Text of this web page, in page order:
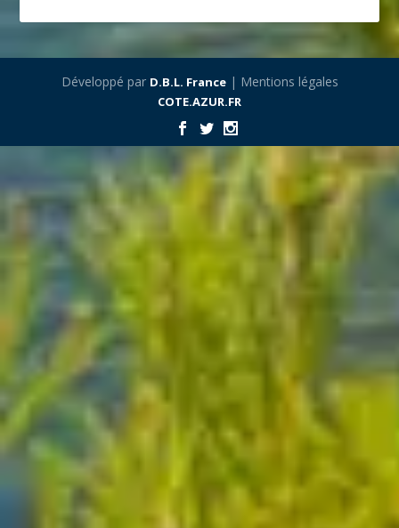
Développé par D.B.L. France| Mentions légales
COTE.AZUR.FR